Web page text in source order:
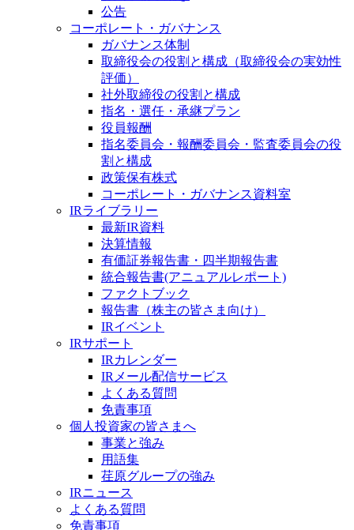
公告
コーポレート・ガバナンス
ガバナンス体制
取締役会の役割と構成（取締役会の実効性
評価）
社外取締役の役割と構成
指名・選任・承継プラン
役員報酬
指名委員会・報酬委員会・監査委員会の役
割と構成
政策保有株式
コーポレート・ガバナンス資料室
IRライブラリー
最新IR資料
決算情報
有価証券報告書・四半期報告書
統合報告書(アニュアルレポート)
ファクトブック
報告書（株主の皆さま向け）
IRイベント
IRサポート
IRカレンダー
IRメール配信サービス
よくある質問
免責事項
個人投資家の皆さまへ
事業と強み
用語集
荏原グループの強み
IRニュース
よくある質問
免責事項